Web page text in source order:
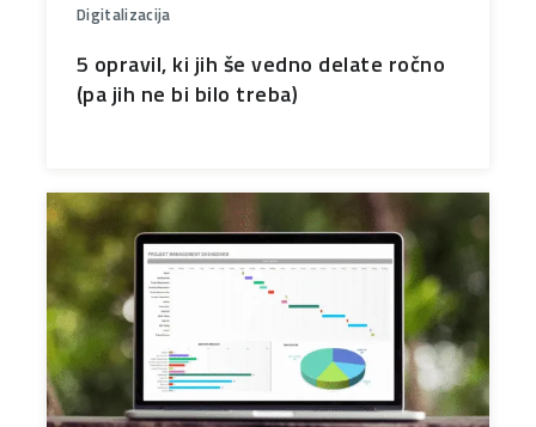
Digitalizacija
5 opravil, ki jih še vedno delate ročno
(pa jih ne bi bilo treba)